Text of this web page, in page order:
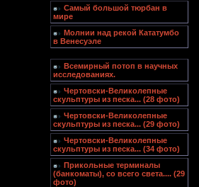
Самый большой тюрбан в
мире
Молнии над рекой Кататумбо
в Венесуэле
Всемирный потоп в научных
исследованиях.
Чертовски-Великолепные
скульптуры из песка... (28 фото)
Чертовски-Великолепные
скульптуры из песка... (29 фото)
Чертовски-Великолепные
скульптуры из песка... (34 фото)
Прикольные терминалы
(банкоматы), со всего света.... (29
фото)